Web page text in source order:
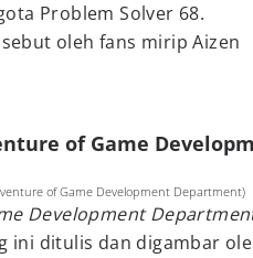
Problem Solver 68.
oleh fans mirip Aizen
of Game
of Game Development Department)
Development
ini ditulis dan digambar